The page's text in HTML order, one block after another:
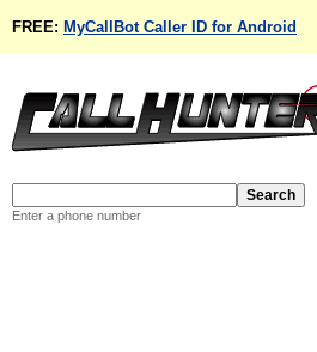
FREE: MyCallBot Caller ID for Android
Enter a phone number